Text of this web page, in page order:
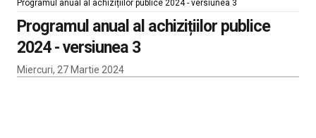
Programul anual al achizițiilor publice 2024 - versiunea 3
Programul anual al achizițiilor publice
2024 - versiunea 3
Miercuri, 27 Martie 2024